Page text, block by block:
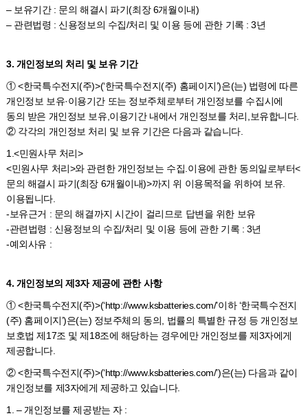
– 보유기간 : 문의 해결시 파기(최장 6개월이내)
– 관련법령 : 신용정보의 수집/처리 및 이용 등에 관한 기록 : 3년
3. 개인정보의 처리 및 보유 기간
① <한국특수전지(주)>(‘한국특수전지(주) 홈페이지’)은(는) 법령에 따른
개인정보 보유·이용기간 또는 정보주체로부터 개인정보를 수집시에
동의 받은 개인정보 보유,이용기간 내에서 개인정보를 처리,보유합니다.
② 각각의 개인정보 처리 및 보유 기간은 다음과 같습니다.
1.<민원사무 처리>
<민원사무 처리>와 관련한 개인정보는 수집.이용에 관한 동의일로부터<
문의 해결시 파기(최장 6개월이내)>까지 위 이용목적을 위하여 보유.
이용됩니다.
-보유근거 : 문의 해결까지 시간이 걸리므로 답변을 위한 보유
-관련법령 : 신용정보의 수집/처리 및 이용 등에 관한 기록 : 3년
-예외사유 :
4. 개인정보의 제3자 제공에 관한 사항
① <한국특수전지(주)>(‘http://www.ksbatteries.com/’이하 ‘한국특수전지
(주) 홈페이지’)은(는) 정보주체의 동의, 법률의 특별한 규정 등 개인정보
보호법 제17조 및 제18조에 해당하는 경우에만 개인정보를 제3자에게
제공합니다.
② <한국특수전지(주)>(‘http://www.ksbatteries.com/’)은(는) 다음과 같이
개인정보를 제3자에게 제공하고 있습니다.
1. – 개인정보를 제공받는 자 :